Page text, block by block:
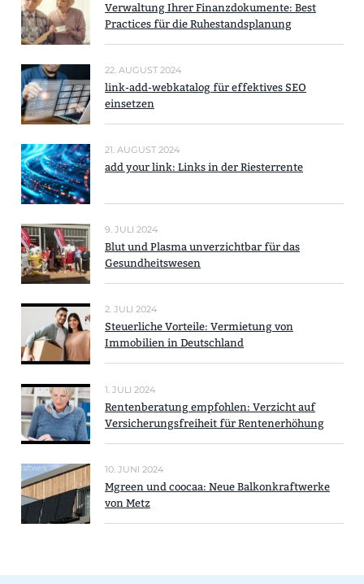
Verwaltung Ihrer Finanzdokumente: Best
Practices für die Ruhestandsplanung
22. AUGUST 2024
link-add-webkatalog für effektives SEO
einsetzen
21. AUGUST 2024
add your link: Links in der Riesterrente
9. JULI 2024
Blut und Plasma unverzichtbar für das
Gesundheitswesen
2. JULI 2024
Steuerliche Vorteile: Vermietung von
Immobilien in Deutschland
1. JULI 2024
Rentenberatung empfohlen: Verzicht auf
Versicherungsfreiheit für Rentenerhöhung
10. JUNI 2024
Mgreen und coocaa: Neue Balkonkraftwerke
von Metz